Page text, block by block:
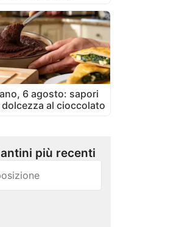
6 agosto: sapori
al cioccolato